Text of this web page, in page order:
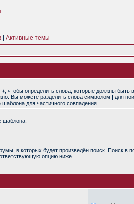
Активные темы
+ , чтобы определить слова, которые должны быть
Вы можете разделить слова символом | для
шаблона для частичного совпадения.
шаблона.
в которых будет произведён поиск. Поиск в
опцию ниже.